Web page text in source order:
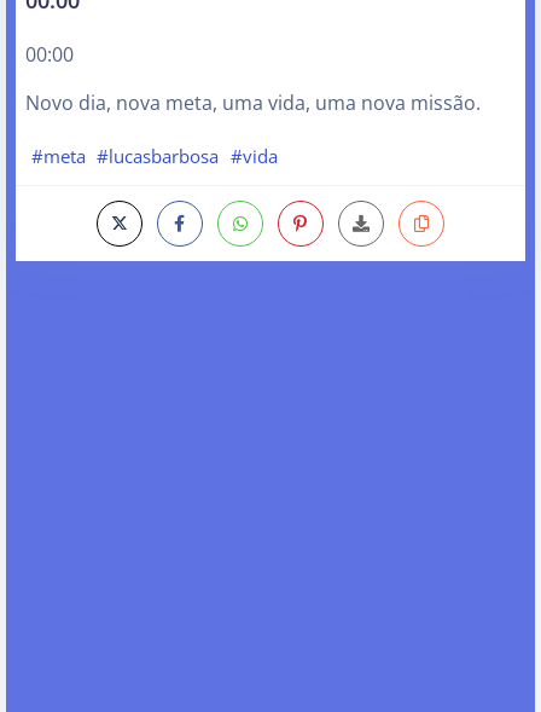
00:00
Novo dia, nova meta, uma vida, uma nova missão.
#meta #lucasbarbosa #vida